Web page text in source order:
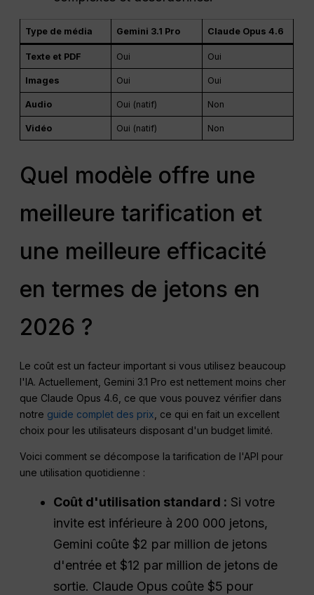
Type de média Gemini 3.1 Pro Claude Opus 4.6
Texte et PDF Oui Oui
Images Oui Oui
Audio Oui (natif) Non
Vidéo Oui (natif) Non
Quel modèle offre une
meilleure tarification et
une meilleure efficacité
en termes de jetons en
2026 ?
Le coût est un facteur important si vous utilisez beaucoup
l'IA. Actuellement, Gemini 3.1 Pro est nettement moins cher
que Claude Opus 4.6, ce que vous pouvez vérifier dans
notre guide complet des prix , ce qui en fait un excellent
choix pour les utilisateurs disposant d'un budget limité.
Voici comment se décompose la tarification de l'API pour
une utilisation quotidienne :
Coût d'utilisation standard : Si votre
invite est inférieure à 200 000 jetons,
Gemini coûte $2 par million de jetons
d'entrée et $12 par million de jetons de
sortie. Claude Opus coûte $5 pour